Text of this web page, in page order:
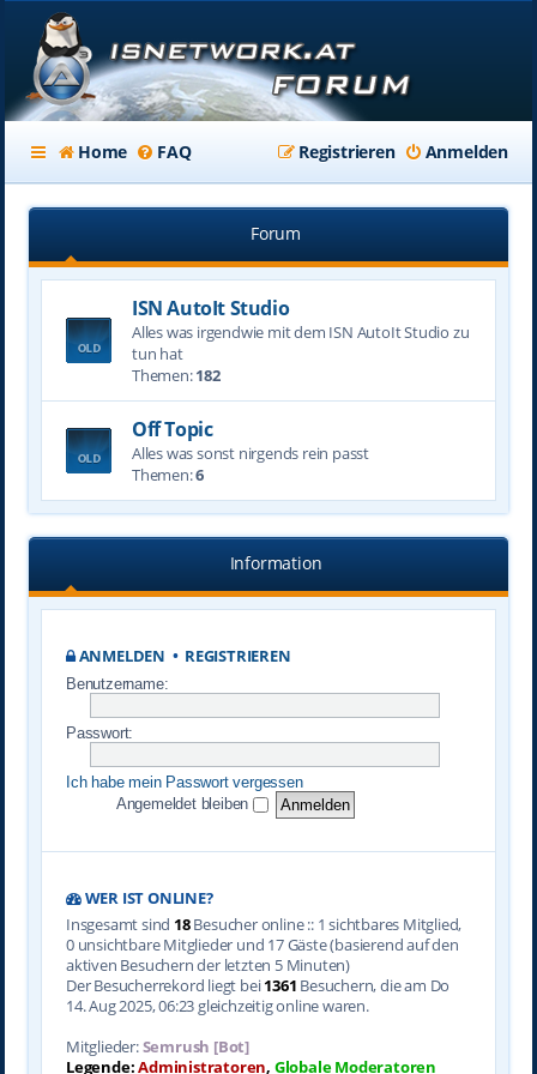
Home FAQ Anmelden
Registrieren
Forum
ISN AutoIt Studio
Alles was irgendwie mit dem ISN AutoIt Studio zu
tun hat
Themen:182
Off Topic
Alles was sonst nirgends rein passt
Themen:6
Information
ANMELDEN • REGISTRIEREN
Benutzername:
Passwort:
Ich habe mein Passwort vergessen
Angemeldet bleiben
WER IST ONLINE?
Insgesamt sind 18Besucher online :: 1 sichtbares Mitglied,
0 unsichtbare Mitglieder und 17 Gäste (basierend auf den
aktiven Besuchern der letzten 5 Minuten)
Der Besucherrekord liegt bei1361 Besuchern, die am Do
14. Aug 2025, 06:23 gleichzeitig online waren.
Mitglieder:Semrush [Bot]
Legende:Administratoren, Globale Moderatoren